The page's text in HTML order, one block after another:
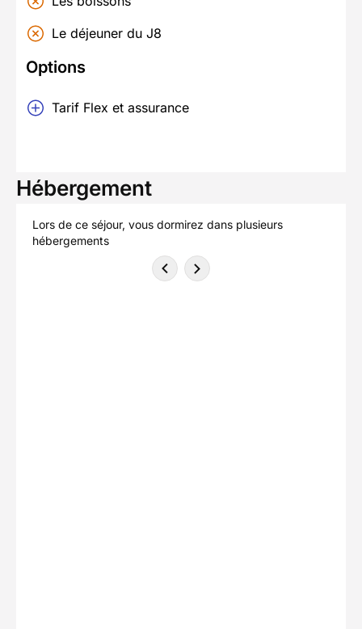
Le déjeuner du J8
Options
Tarif Flex et assurance
Hébergement
Lors de ce séjour, vous dormirez dans plusieurs
hébergements